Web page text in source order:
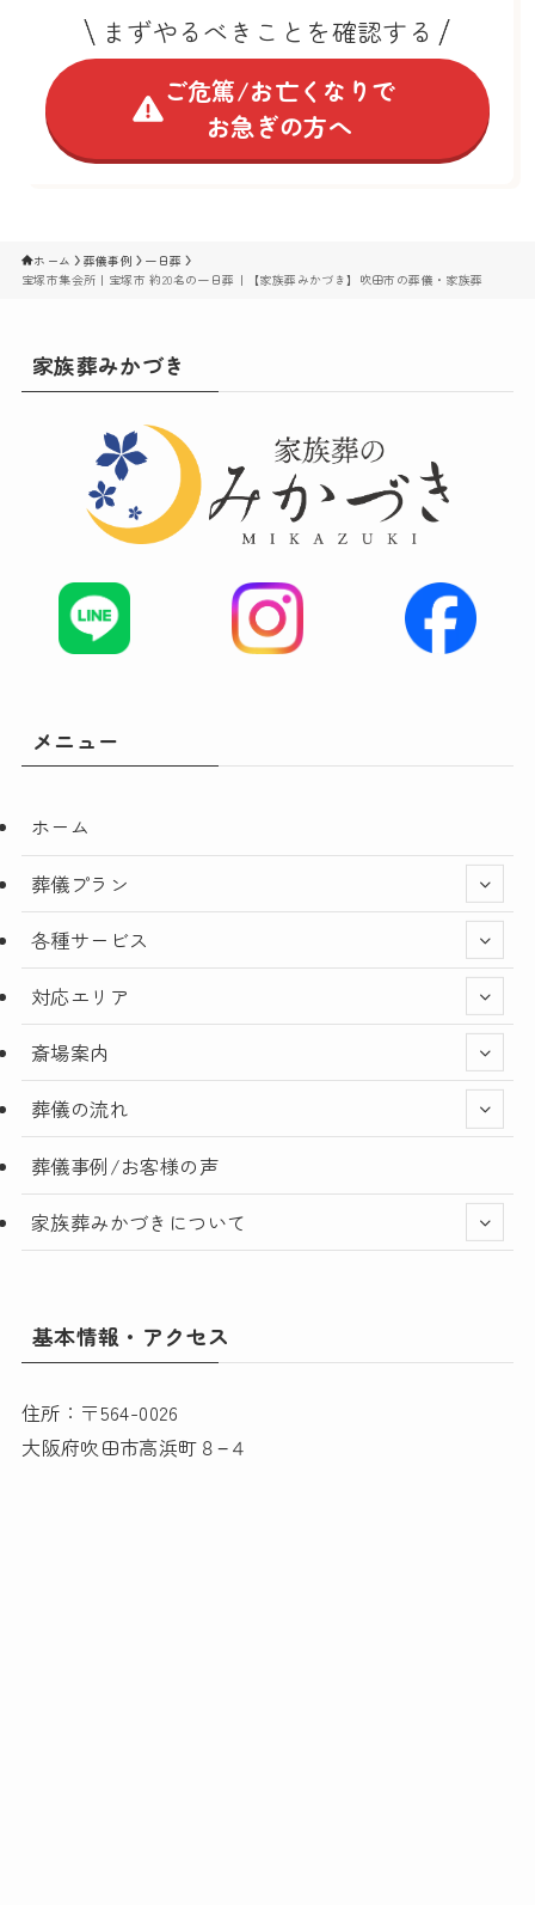
まずやるべきことを確認する
ご危篤/お亡くなりで
お急ぎの方へ
ホーム 葬儀事例
一日葬
宝塚市集会所｜宝塚市 約20名の一日葬｜【家族葬みかづき】吹田市の葬儀・家族葬
家族葬みかづき
メニュー
ホーム
葬儀プラン
各種サービス
対応エリア
斎場案内
葬儀の流れ
葬儀事例/お客様の声
家族葬みかづきについて
基本情報・アクセス
住所：〒564-0026
大阪府吹田市高浜町８−４